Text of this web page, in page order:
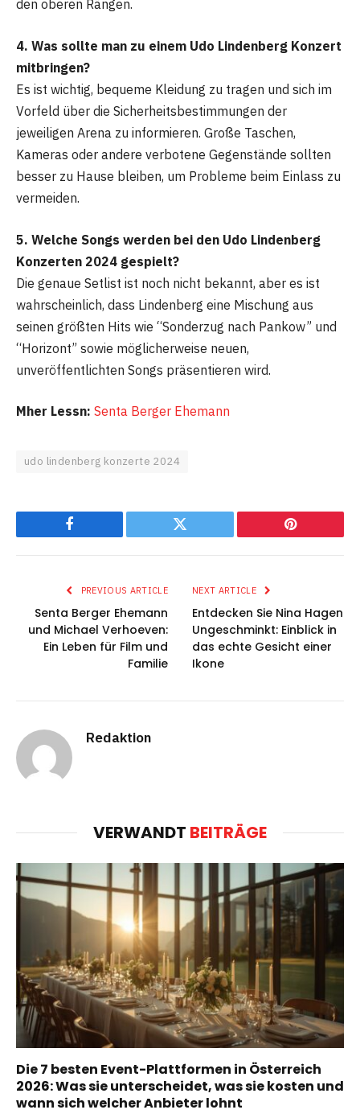
den oberen Rängen.
4. Was sollte man zu einem Udo Lindenberg Konzert
mitbringen?
Es ist wichtig, bequeme Kleidung zu tragen und sich im
Vorfeld über die Sicherheitsbestimmungen der
jeweiligen Arena zu informieren. Große Taschen,
Kameras oder andere verbotene Gegenstände sollten
besser zu Hause bleiben, um Probleme beim Einlass zu
vermeiden.
5. Welche Songs werden bei den Udo Lindenberg
Konzerten 2024 gespielt?
Die genaue Setlist ist noch nicht bekannt, aber es ist
wahrscheinlich, dass Lindenberg eine Mischung aus
seinen größten Hits wie “Sonderzug nach Pankow” und
“Horizont” sowie möglicherweise neuen,
unveröffentlichten Songs präsentieren wird.
Mher Lessn: Senta Berger Ehemann
udo lindenberg konzerte 2024
Facebook Twitter Pinterest
PREVIOUS ARTICLE
Senta Berger Ehemann
und Michael Verhoeven:
Ein Leben für Film und
Familie
NEXT ARTICLE
Entdecken Sie Nina Hagen
Ungeschminkt: Einblick in
das echte Gesicht einer
Ikone
Redaktion
VERWANDT BEITRÄGE
Die 7 besten Event-Plattformen in Österreich
2026: Was sie unterscheidet, was sie kosten und
wann sich welcher Anbieter lohnt